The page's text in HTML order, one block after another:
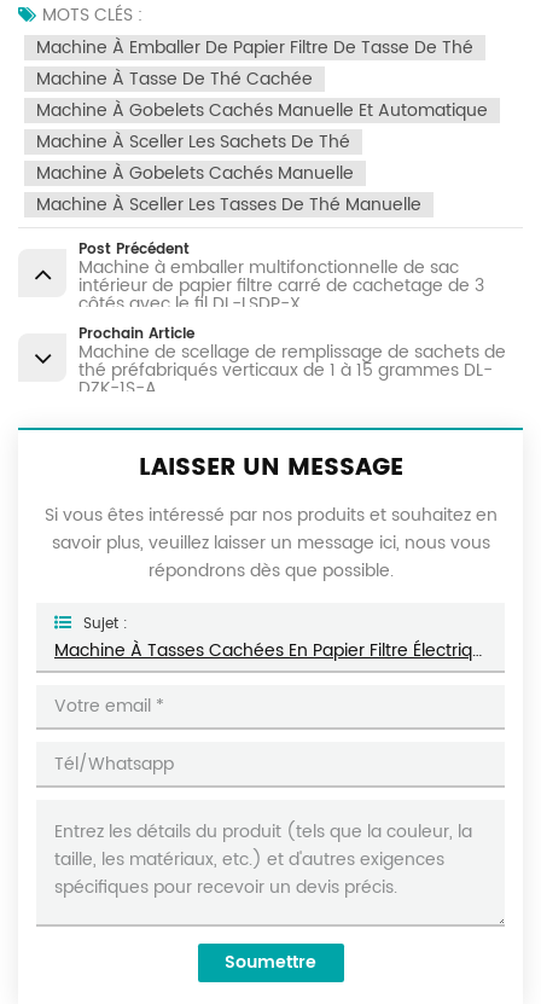
MOTS CLÉS :
Machine À Emballer De Papier Filtre De Tasse De Thé
Machine À Tasse De Thé Cachée
Machine À Gobelets Cachés Manuelle Et Automatique
Machine À Sceller Les Sachets De Thé
Machine À Gobelets Cachés Manuelle
Machine À Sceller Les Tasses De Thé Manuelle
Post Précédent
Machine à emballer multifonctionnelle de sac
intérieur de papier filtre carré de cachetage de 3
côtés avec le fil DL-LSDP-X
Prochain Article
Machine de scellage de remplissage de sachets de
thé préfabriqués verticaux de 1 à 15 grammes DL-
DZK-1S-A
LAISSER UN MESSAGE
Si vous êtes intéressé par nos produits et souhaitez en
savoir plus, veuillez laisser un message ici, nous vous
répondrons dès que possible.
Sujet :
Machine À Tasses Cachées En Papier Filtre Électrique Semi-Automatique Pour Le Thé DL-DYCB-12
Soumettre